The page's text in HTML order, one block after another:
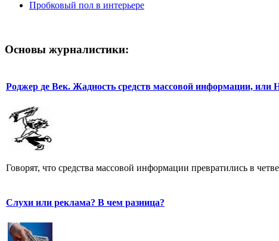
Пробковый пол в интерьере
Основы журналистики:
Роджер де Век. Жадность средств массовой информации, или
Говорят, что средства массовой информации превратились в
Слухи или реклама? В чем разница?